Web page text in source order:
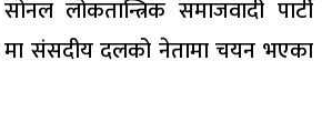
लोकतान्त्रिक समाजवादी पार्टी
मा संसदीय दलको नेतामा चयन भएका